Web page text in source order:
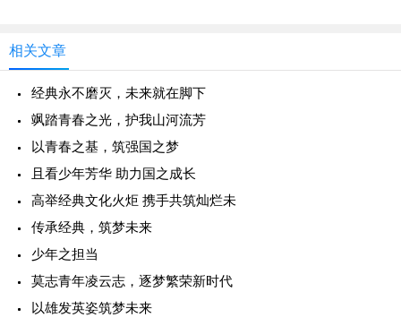
相关文章
经典永不磨灭，未来就在脚下
飒踏青春之光，护我山河流芳
以青春之基，筑强国之梦
且看少年芳华 助力国之成长
高举经典文化火炬 携手共筑灿烂未
传承经典，筑梦未来
少年之担当
莫志青年凌云志，逐梦繁荣新时代
以雄发英姿筑梦未来